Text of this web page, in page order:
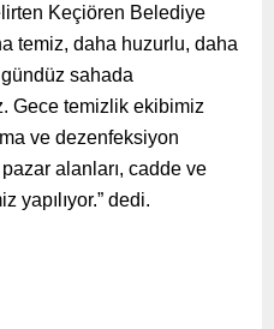
Keçiören Belediye
temiz, daha huzurlu, daha
sahada
Gece temizlik ekibimiz
ve dezenfeksiyon
alanları, cadde ve
yapılıyor.” dedi.